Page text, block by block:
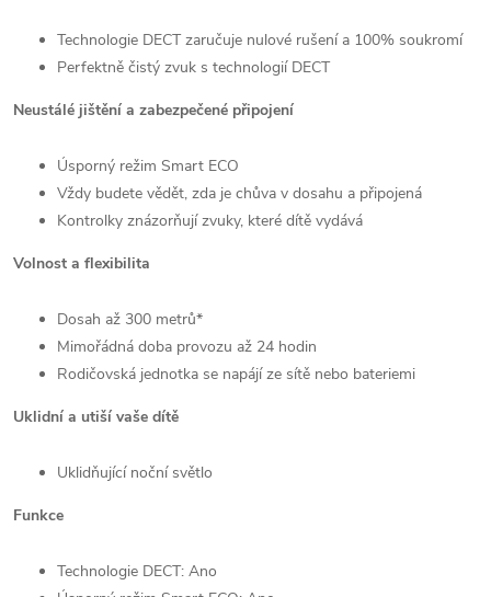
Technologie DECT zaručuje nulové rušení a 100% soukromí
Perfektně čistý zvuk s technologií DECT
Neustálé jištění a zabezpečené připojení
Úsporný režim Smart ECO
Vždy budete vědět, zda je chůva v dosahu a připojená
Kontrolky znázorňují zvuky, které dítě vydává
Volnost a flexibilita
Dosah až 300 metrů*
Mimořádná doba provozu až 24 hodin
Rodičovská jednotka se napájí ze sítě nebo bateriemi
Uklidní a utiší vaše dítě
Uklidňující noční světlo
Funkce
Technologie DECT: Ano